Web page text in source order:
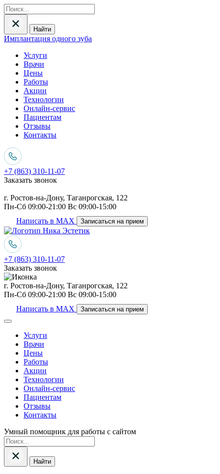
Найти
Имплантация одного зуба
Услуги
Врачи
Цены
Работы
Акции
Технологии
Онлайн-сервис
Пациентам
Отзывы
Контакты
+7 (863) 310-11-07
Заказать звонок
г. Ростов-на-Дону, Таганрогская, 122
Пн-Сб 09:00-21:00 Вс 09:00-15:00
Написать в MAX
Записаться на прием
+7 (863) 310-11-07
Заказать звонок
г. Ростов-на-Дону, Таганрогская, 122
Пн-Сб 09:00-21:00 Вс 09:00-15:00
Написать в MAX
Записаться на прием
Услуги
Врачи
Цены
Работы
Акции
Технологии
Онлайн-сервис
Пациентам
Отзывы
Контакты
Умный помощник для работы с сайтом
Найти